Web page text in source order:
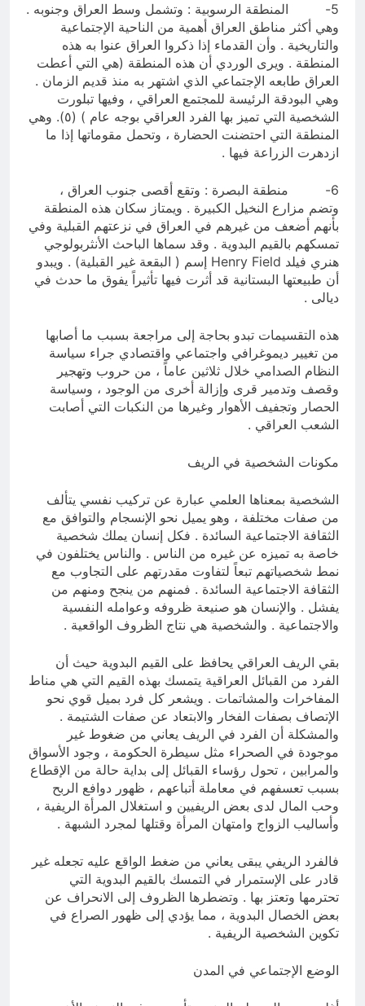
5- المنطقة الرسوبية : وتشمل وسط العراق وجنوبه .
وهي أكثر مناطق العراق أهمية من الناحية الإجتماعية
والتاريخية . وأن القدماء إذا ذكروا العراق عنوا به هذه
المنطقة . ويرى الوردي أن هذه المنطقة (هي التي أعطت
العراق طابعه الإجتماعي الذي اشتهر به منذ قديم الزمان .
وهي البودقة الرئيسة للمجتمع العراقي ، وفيها تبلورت
الشخصية التي تميز بها الفرد العراقي بوجه عام ) (٥). وهي
المنطقة التي احتضنت الحضارة ، وتحمل مقوماتها إذا ما
ازدهرت الزراعة فيها .
6- منطقة البصرة : وتقع أقصى جنوب العراق ،
وتضم مزارع النخيل الكبيرة . ويمتاز سكان هذه المنطقة
بأنهم أضعف من غيرهم في العراق في نزعتهم القبلية وفي
تمسكهم بالقيم البدوية . وقد سماها الباحث الأنثربولوجي
هنري فيلد Henry Field إسم ( البقعة غير القبلية) . ويبدو
أن طبيعتها البستانية قد أثرت فيها تأثيراً يفوق ما حدث في
ديالى .
هذه التقسيمات تبدو بحاجة إلى مراجعة بسبب ما أصابها
من تغيير ديموغرافي واجتماعي واقتصادي جراء سياسة
النظام الصدامي خلال ثلاثين عاماً ، من حروب وتهجير
وقصف وتدمير قرى وإزالة أخرى من الوجود ، وسياسة
الحصار وتجفيف الأهوار وغيرها من النكبات التي أصابت
الشعب العراقي .
مكونات الشخصية في الريف
الشخصية بمعناها العلمي عبارة عن تركيب نفسي يتألف
من صفات مختلفة ، وهو يميل نحو الإنسجام والتوافق مع
الثقافة الاجتماعية السائدة . فكل إنسان يملك شخصية
خاصة به تميزه عن غيره من الناس . والناس يختلفون في
نمط شخصياتهم تبعاً لتفاوت مقدرتهم على التجاوب مع
الثقافة الاجتماعية السائدة . فمنهم من ينجح ومنهم من
يفشل . والإنسان هو صنيعة ظروفه وعوامله النفسية
والاجتماعية . والشخصية هي نتاج الظروف الواقعية .
بقي الريف العراقي يحافظ على القيم البدوية حيث أن
الفرد من القبائل العراقية يتمسك بهذه القيم التي هي مناط
المفاخرات والمشاتمات . ويشعر كل فرد بميل قوي نحو
الإتصاف بصفات الفخار والابتعاد عن صفات الشتيمة .
والمشكلة أن الفرد في الريف يعاني من ضغوط غير
موجودة في الصحراء مثل سيطرة الحكومة ، وجود الأسواق
والمرابين ، تحول رؤساء القبائل إلى بداية حالة من الإقطاع
بسبب تعسفهم في معاملة أتباعهم ، ظهور دوافع الربح
وحب المال لدى بعض الريفيين و استغلال المرأة الريفية ،
وأساليب الزواج وامتهان المرأة وقتلها لمجرد الشبهة .
فالفرد الريفي يبقى يعاني من ضغط الواقع عليه تجعله غير
قادر على الإستمرار في التمسك بالقيم البدوية التي
تحترمها وتعتز بها . وتضطرها الظروف إلى الانحراف عن
بعض الخصال البدوية ، مما يؤدي إلى ظهور الصراع في
تكوين الشخصية الريفية .
الوضع الإجتماعي في المدن